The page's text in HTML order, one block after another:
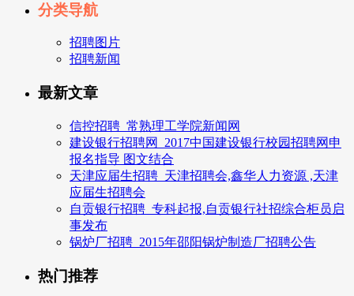
分类导航
招聘图片
招聘新闻
最新文章
信控招聘_常熟理工学院新闻网
建设银行招聘网_2017中国建设银行校园招聘网申
报名指导 图文结合
天津应届生招聘_天津招聘会,鑫华人力资源 ,天津
应届生招聘会
自贡银行招聘_专科起报,自贡银行社招综合柜员启
事发布
锅炉厂招聘_2015年邵阳锅炉制造厂招聘公告
热门推荐